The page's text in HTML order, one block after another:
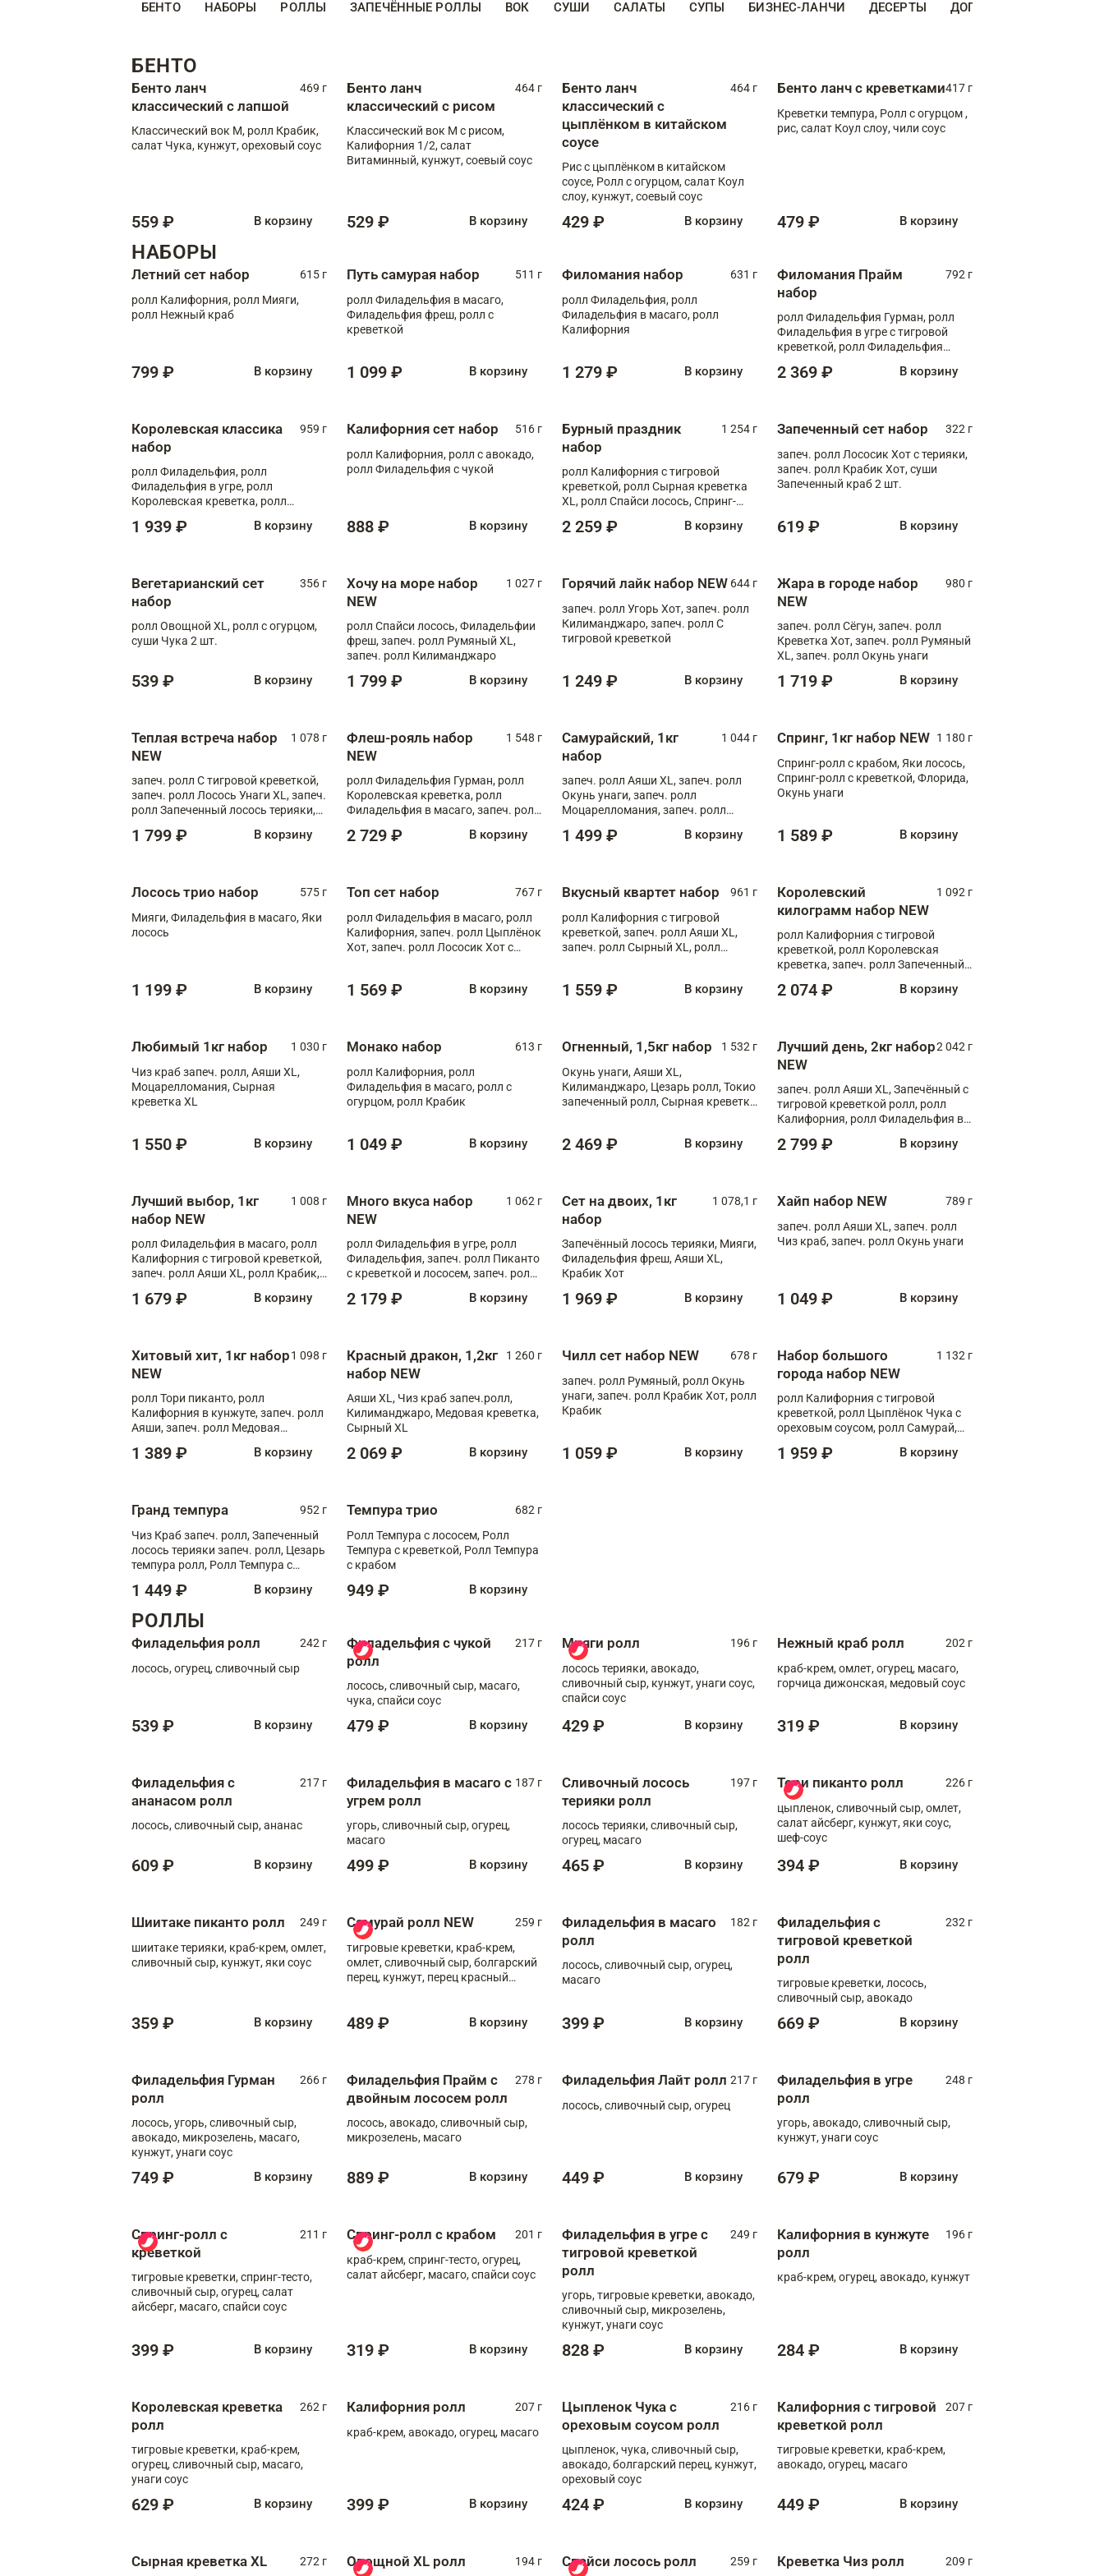
БЕНТО НАБОРЫ РОЛЛЫ ЗАПЕЧЁННЫЕ РОЛЛЫ ВОК СУШИ САЛАТЫ СУПЫ БИЗНЕС-ЛАНЧИ ДЕСЕРТЫ ДОПОЛНИТЕЛЬНО
БЕНТО
Бенто ланч
классический с лапшой
469 г
Классический вок М, ролл Крабик,
салат Чука, кунжут, ореховый соус
559 ₽ В корзину
Бенто ланч
классический с рисом
464 г
Классический вок М с рисом,
Калифорния 1/2, салат
Витаминный, кунжут, соевый соус
529 ₽ В корзину
Бенто ланч
классический с
цыплёнком в китайском
соусе
464 г
Рис с цыплёнком в китайском
соусе, Ролл с огурцом, салат Коул
слоу, кунжут, соевый соус
429 ₽ В корзину
Бенто ланч с креветками417 г
Креветки темпура, Ролл с огурцом ,
рис, салат Коул слоу, чили соус
479 ₽ В корзину
НАБОРЫ
Летний сет набор
615 г
ролл Калифорния, ролл Мияги,
ролл Нежный краб
799 ₽ В корзину
Путь самурая набор
511 г
ролл Филадельфия в масаго,
Филадельфия фреш, ролл с
креветкой
1 099 ₽ В корзину
Филомания набор
631 г
ролл Филадельфия, ролл
Филадельфия в масаго, ролл
Калифорния
1 279 ₽ В корзину
Филомания Прайм
набор
792 г
ролл Филадельфия Гурман, ролл
Филадельфия в угре с тигровой
креветкой, ролл Филадельфия
2 369 ₽ В корзину
Королевская классика
набор
959 г
ролл Филадельфия, ролл
Филадельфия в угре, ролл
Королевская креветка, ролл
1 939 ₽ В корзину
Калифорния сет набор
516 г
ролл Калифорния, ролл с авокадо,
ролл Филадельфия с чукой
888 ₽ В корзину
Бурный праздник
набор
1 254 г
ролл Калифорния с тигровой
креветкой, ролл Сырная креветка
XL, ролл Спайси лосось, Спринг-
Медовая креветка
2 259 ₽ В корзину
Запеченный сет набор
322 г
запеч. ролл Лососик Хот с терияки,
запеч. ролл Крабик Хот, суши
Запеченный краб 2 шт.
619 ₽ В корзину
Вегетарианский сет
набор
356 г
ролл Овощной XL, ролл с огурцом,
суши Чука 2 шт.
539 ₽ В корзину
Хочу на море набор
NEW
1 027 г
ролл Спайси лосось, Филадельфии
фреш, запеч. ролл Румяный XL,
запеч. ролл Килиманджаро
1 799 ₽ В корзину
Горячий лайк набор NEW 644 г
запеч. ролл Угорь Хот, запеч. ролл
Килиманджаро, запеч. ролл С
тигровой креветкой
1 249 ₽ В корзину
Жара в городе набор
NEW
980 г
запеч. ролл Сёгун, запеч. ролл
Креветка Хот, запеч. ролл Румяный
XL, запеч. ролл Окунь унаги
1 719 ₽ В корзину
Теплая встреча набор
NEW
1 078 г
запеч. ролл С тигровой креветкой,
запеч. ролл Лосось Унаги XL, запеч.
ролл Запеченный лосось терияки,
1 799 ₽ В корзину
Флеш-рояль набор
NEW
1 548 г
ролл Филадельфия Гурман, ролл
Королевская креветка, ролл
Филадельфия в масаго, запеч. ролл
Тигровая креветка с моцареллой,
2 729 ₽ В корзину
Самурайский, 1кг
набор
1 044 г
запеч. ролл Аяши XL, запеч. ролл
Окунь унаги, запеч. ролл
Моцарелломания, запеч. ролл
1 499 ₽ В корзину
Спринг, 1кг набор NEW 1 180 г
Спринг-ролл с крабом, Яки лосось,
Спринг-ролл с креветкой, Флорида,
Окунь унаги
1 589 ₽ В корзину
Лосось трио набор
575 г
Мияги, Филадельфия в масаго, Яки
лосось
1 199 ₽ В корзину
Топ сет набор
767 г
ролл Филадельфия в масаго, ролл
Калифорния, запеч. ролл Цыплёнок
Хот, запеч. ролл Лососик Хот с
1 569 ₽ В корзину
Вкусный квартет набор
961 г
ролл Калифорния с тигровой
креветкой, запеч. ролл Аяши XL,
запеч. ролл Сырный XL, ролл
1 559 ₽ В корзину
Королевский
килограмм набор NEW
1 092 г
ролл Калифорния с тигровой
креветкой, ролл Королевская
креветка, запеч. ролл Запеченный
XL, запеч. ролл Крабик Хот
2 074 ₽ В корзину
Любимый 1кг набор
1 030 г
Чиз краб запеч. ролл, Аяши XL,
Моцарелломания, Сырная
креветка XL
1 550 ₽ В корзину
Монако набор
613 г
ролл Калифорния, ролл
Филадельфия в масаго, ролл с
огурцом, ролл Крабик
1 049 ₽ В корзину
Огненный, 1,5кг набор
1 532 г
Окунь унаги, Аяши XL,
Килиманджаро, Цезарь ролл, Токио
запеченный ролл, Сырная креветка
2 469 ₽ В корзину
Лучший день, 2кг набор
NEW
2 042 г
запеч. ролл Аяши XL, Запечённый с
тигровой креветкой ролл, ролл
Калифорния, ролл Филадельфия в
запеч. ролл Моцарелломания, ролл
2 799 ₽ В корзину
Лучший выбор, 1кг
набор NEW
1 008 г
ролл Филадельфия в масаго, ролл
Калифорния с тигровой креветкой,
запеч. ролл Аяши XL, ролл Крабик,
1 679 ₽ В корзину
Много вкуса набор
NEW
1 062 г
ролл Филадельфия в угре, ролл
Филадельфия, запеч. ролл Пиканто
с креветкой и лососем, запеч. ролл
2 179 ₽ В корзину
Сет на двоих, 1кг
набор
1 078,1 г
Запечённый лосось терияки, Мияги,
Филадельфия фреш, Аяши XL,
Крабик Хот
1 969 ₽ В корзину
Хайп набор NEW
789 г
запеч. ролл Аяши XL, запеч. ролл
Чиз краб, запеч. ролл Окунь унаги
1 049 ₽ В корзину
Хитовый хит, 1кг набор
NEW
1 098 г
ролл Тори пиканто, ролл
Калифорния в кунжуте, запеч. ролл
Аяши, запеч. ролл Медовая
чукой
1 389 ₽ В корзину
Красный дракон, 1,2кг
набор NEW
1 260 г
Аяши XL, Чиз краб запеч.ролл,
Килиманджаро, Медовая креветка,
Сырный XL
2 069 ₽ В корзину
Чилл сет набор NEW
678 г
запеч. ролл Румяный, ролл Окунь
унаги, запеч. ролл Крабик Хот, ролл
Крабик
1 059 ₽ В корзину
Набор большого
города набор NEW
1 132 г
ролл Калифорния с тигровой
креветкой, ролл Цыплёнок Чука с
ореховым соусом, ролл Самурай,
ролл с крабом
1 959 ₽ В корзину
Гранд темпура
952 г
Чиз Краб запеч. ролл, Запеченный
лосось терияки запеч. ролл, Цезарь
темпура ролл, Ролл Темпура с
1 449 ₽ В корзину
Темпура трио
682 г
Ролл Темпура с лососем, Ролл
Темпура с креветкой, Ролл Темпура
с крабом
949 ₽ В корзину
РОЛЛЫ
Филадельфия ролл
242 г
лосось, огурец, сливочный сыр
539 ₽ В корзину
Филадельфия с чукой
ролл
217 г
лосось, сливочный сыр, масаго,
чука, спайси соус
479 ₽ В корзину
Мияги ролл
196 г
лосось терияки, авокадо,
сливочный сыр, кунжут, унаги соус,
спайси соус
429 ₽ В корзину
Нежный краб ролл
202 г
краб-крем, омлет, огурец, масаго,
горчица дижонская, медовый соус
319 ₽ В корзину
Филадельфия с
ананасом ролл
217 г
лосось, сливочный сыр, ананас
609 ₽ В корзину
Филадельфия в масаго с
угрем ролл
187 г
угорь, сливочный сыр, огурец,
масаго
499 ₽ В корзину
Сливочный лосось
терияки ролл
197 г
лосось терияки, сливочный сыр,
огурец, масаго
465 ₽ В корзину
Тори пиканто ролл
226 г
цыпленок, сливочный сыр, омлет,
салат айсберг, кунжут, яки соус,
шеф-соус
394 ₽ В корзину
Шиитаке пиканто ролл
249 г
шиитаке терияки, краб-крем, омлет,
сливочный сыр, кунжут, яки соус
359 ₽ В корзину
Самурай ролл NEW
259 г
тигровые креветки, краб-крем,
омлет, сливочный сыр, болгарский
перец, кунжут, перец красный
489 ₽ В корзину
Филадельфия в масаго
ролл
182 г
лосось, сливочный сыр, огурец,
масаго
399 ₽ В корзину
Филадельфия с
тигровой креветкой
ролл
232 г
тигровые креветки, лосось,
сливочный сыр, авокадо
669 ₽ В корзину
Филадельфия Гурман
ролл
266 г
лосось, угорь, сливочный сыр,
авокадо, микрозелень, масаго,
кунжут, унаги соус
749 ₽ В корзину
Филадельфия Прайм с
двойным лососем ролл
278 г
лосось, авокадо, сливочный сыр,
микрозелень, масаго
889 ₽ В корзину
Филадельфия Лайт ролл 217 г
лосось, сливочный сыр, огурец
449 ₽ В корзину
Филадельфия в угре
ролл
248 г
угорь, авокадо, сливочный сыр,
кунжут, унаги соус
679 ₽ В корзину
Спринг-ролл с
креветкой
211 г
тигровые креветки, спринг-тесто,
сливочный сыр, огурец, салат
айсберг, масаго, спайси соус
399 ₽ В корзину
Спринг-ролл с крабом
201 г
краб-крем, спринг-тесто, огурец,
салат айсберг, масаго, спайси соус
319 ₽ В корзину
Филадельфия в угре с
тигровой креветкой
ролл
249 г
угорь, тигровые креветки, авокадо,
сливочный сыр, микрозелень,
кунжут, унаги соус
828 ₽ В корзину
Калифорния в кунжуте
ролл
196 г
краб-крем, огурец, авокадо, кунжут
284 ₽ В корзину
Королевская креветка
ролл
262 г
тигровые креветки, краб-крем,
огурец, сливочный сыр, масаго,
унаги соус
629 ₽ В корзину
Калифорния ролл
207 г
краб-крем, авокадо, огурец, масаго
399 ₽ В корзину
Цыпленок Чука с
ореховым соусом ролл
216 г
цыпленок, чука, сливочный сыр,
авокадо, болгарский перец, кунжут,
ореховый соус
424 ₽ В корзину
Калифорния с тигровой
креветкой ролл
207 г
тигровые креветки, краб-крем,
авокадо, огурец, масаго
449 ₽ В корзину
Сырная креветка XL
272 г Овощной XL ролл 194 г Спайси лосось ролл 259 г Креветка Чиз ролл 209 г